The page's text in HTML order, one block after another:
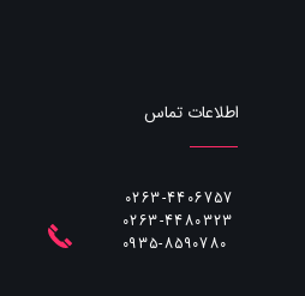
اطلاعات تماس
0263-4406757
0263-4480323